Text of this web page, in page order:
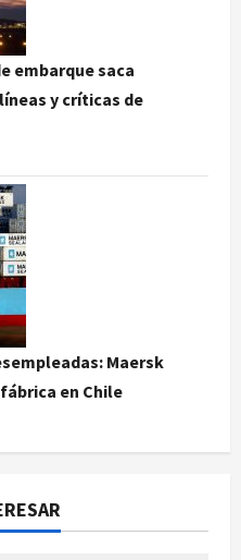
embarque saca
y críticas de
Maersk
en Chile